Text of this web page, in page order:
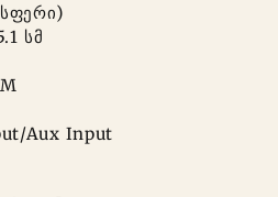
სმ
Aux Input